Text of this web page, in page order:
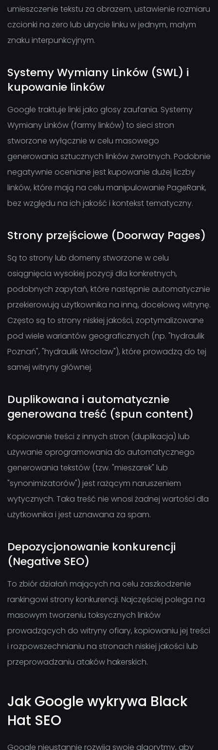
umieszczenie tekstu za obrazem, ustawienie rozmiaru
czcionki na zero lub ukrycie linku w jednym, małym
znaku interpunkcyjnym.
Systemy Wymiany Linków (SWL) i
kupowanie linków
Google traktuje linki jako głosy zaufania. Systemy
Wymiany Linków (farmy linków) to sieci stron
stworzone wyłącznie w celu masowego
generowania sztucznych linków zwrotnych. Podobnie
negatywnie oceniane jest kupowanie dużej liczby
linków, które mają na celu manipulowanie PageRank,
bez względu na ich jakość i kontekst tematyczny.
Strony przejściowe (Doorway Pages)
Są to strony lub domeny stworzone w celu
osiągnięcia wysokiej pozycji dla konkretnych,
podobnych zapytań, które następnie automatycznie
przekierowują użytkownika na inną, docelową witrynę.
Często są to strony niskiej jakości, zoptymalizowane
pod wiele wariantów geograficznych (np. "hydraulik
Poznań", "hydraulik Wrocław"), które prowadzą do tej
samej witryny głównej.
Duplikowana i automatycznie
generowana treść (spun content)
Kopiowanie treści z innych stron (duplikacja) lub
używanie oprogramowania do automatycznego
generowania tekstów (tzw. "mieszarek" lub
"synonimizatorów") jest rażącym naruszeniem
wytycznych. Taka treść nie wnosi żadnej wartości dla
użytkownika i jest uznawana za spam.
Depozycjonowanie konkurencji
(Negative SEO)
To zbiór działań mających na celu zaszkodzenie
rankingowi strony konkurencji. Najczęściej polega na
masowym tworzeniu toksycznych linków
prowadzących do witryny ofiary, kopiowaniu jej treści
i rozpowszechnianiu na stronach niskiej jakości lub
przeprowadzaniu ataków hakerskich.
Jak Google wykrywa Black
Hat SEO
Google nieustannie rozwija swoje algorytmy, aby